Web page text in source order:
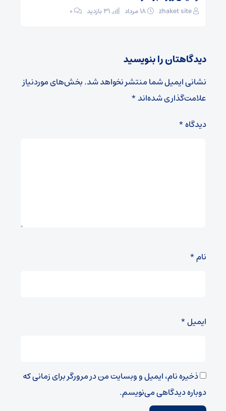
zhaket site ۰
دیدگاهتان را بنویسید
نشانی ایمیل شما منتشر نخواهد شد.بخش‌های موردنیاز
علامت‌گذاری شده‌اند*
دیدگاه*
نام*
ایمیل*
ذخیره نام، ایمیل و وبسایت من در مرورگر برای زمانی که
دوباره دیدگاهی می‌نویسم.